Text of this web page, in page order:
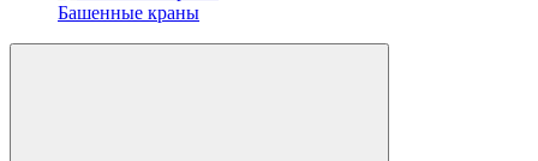
Башенные краны